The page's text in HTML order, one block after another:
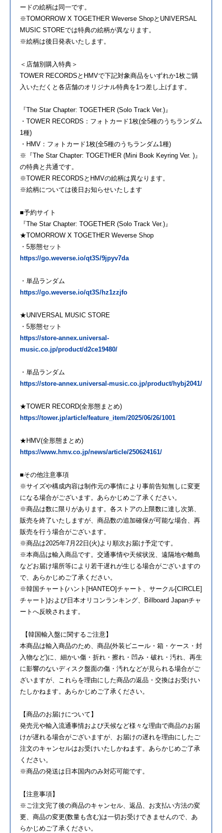
ードの絵柄は同一です。
※TOMORROW X TOGETHER Weverse ShopとUNIVERSAL
MUSIC STOREでは特典の絵柄が異なります。
※絵柄は後日発表いたします。
＜店舗別購入特典＞
TOWER RECORDSとHMVで下記対象商品をいずれか1枚ご購
入いただくと各店舗のオリジナル特典を1つ差し上げます。
『The Star Chapter: TOGETHER (Solo Track Ver.)』
・TOWER RECORDS：フォトカード1枚(全5種のうちランダム
1種)
・HMV：フォトカード1枚(全5種のうちランダム1種)
※『The Star Chapter: TOGETHER (Mini Book Keyring Ver. )』
の特典と共通です。
※TOWER RECORDSとHMVの絵柄は異なります。
※絵柄については後日お知らせいたします
■予約サイト
『The Star Chapter: TOGETHER (Solo Track Ver.)』
★TOMORROW X TOGETHER Weverse Shop
・5形態セット
https://go.weverse.io/qt3S/9jpyv7da
・単品ランダム
https://go.weverse.io/qt3S/hz1zzjfo
★UNIVERSAL MUSIC STORE
・5形態セット
https://store-annex.universal-
music.co.jp/product/d2ce19480/
・単品ランダム
https://store-annex.universal-music.co.jp/product/hybj2041/
★TOWER RECORD(全形態まとめ)
https://tower.jp/article/feature_item/2025/06/26/1001
★HMV(全形態まとめ)
https://www.hmv.co.jp/news/article/250624161/
■その他注意事項
※サイズや構成内容は制作元の事情により事前告知無しに変更
になる場合がございます。あらかじめご了承ください。
※商品は数に限りがあります。各ストアの上限数に達し次第、
販売を終了いたしますが、商品数の追加確保が可能な場合、再
販売を行う場合がございます。
※商品は2025年7月22日(火)より順次お届け予定です。
※本商品は輸入商品です。交通事情や天候状況、遠隔地や離島
などお届け場所等により若干遅れが生じる場合がございますの
で、あらかじめご了承ください。
※韓国チャート(ハント[HANTEO]チャート、サークル[CIRCLE]
チャート)および日本オリコンランキング、Billboard Japanチャ
ートへ反映されます。
【韓国輸入盤に関するご注意】
本商品は輸入商品のため、商品(外装ビニール・箱・ケース・封
入物など)に、細かい傷・折れ・擦れ・凹み・破れ・汚れ、再生
に影響のないディスク盤面の傷・汚れなどが見られる場合がご
ざいますが、これらを理由にした商品の返品・交換はお受けい
たしかねます。あらかじめご了承ください。
【商品のお届けについて】
発売元や輸入流通事情および天候など様々な理由で商品のお届
けが遅れる場合がございますが、お届けの遅れを理由にしたご
注文のキャンセルはお受けいたしかねます。あらかじめご了承
ください。
※商品の発送は日本国内のみ対応可能です。
【注意事項】
※ご注文完了後の商品のキャンセル、返品、お支払い方法の変
更、商品の変更(数量も含む)は一切お受けできませんので、あ
らかじめご了承ください。